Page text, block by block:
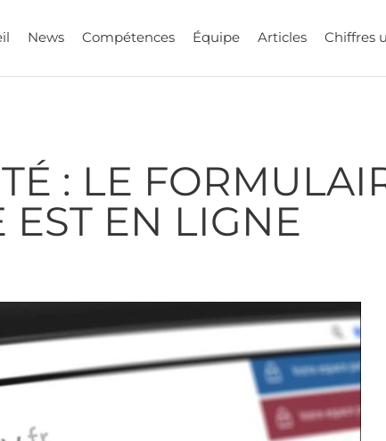
News Compétences Équipe Articles Chiffres
: LE
EN LIGNE